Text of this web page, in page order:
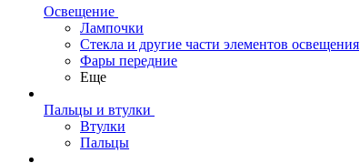
Освещение
Лампочки
Стекла и другие части элементов освещения
Фары передние
Еще
Пальцы и втулки
Втулки
Пальцы